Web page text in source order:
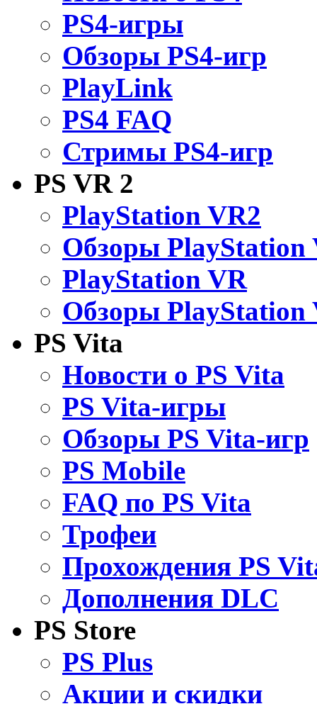
PS4-игры
Обзоры PS4-игр
PlayLink
PS4 FAQ
Стримы PS4-игр
PS VR 2
PlayStation VR2
Обзоры PlayStation
PlayStation VR
Обзоры PlayStation
PS Vita
Новости о PS Vita
PS Vita-игры
Обзоры PS Vita-игр
PS Mobile
FAQ по PS Vita
Трофеи
Прохождения PS
Дополнения DLC
PS Store
PS Plus
Акции и скидки